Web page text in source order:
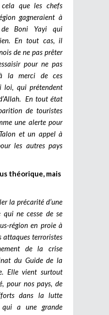
cela que les chefs
gagneraient à
Boni Yayi qui
En tout cas, il
de ne pas prêter
pour ne pas
la merci de ces
loi, qui prétendent
En tout état
de touristes
une alerte pour
et un appel à
les autres pays
théorique, mais
la précarité d’une
ne cesse de se
région en proie à
attaques terroristes
de la crise
du Guide de la
Elle vient surtout
pour nos pays, de
dans la lutte
a une grande